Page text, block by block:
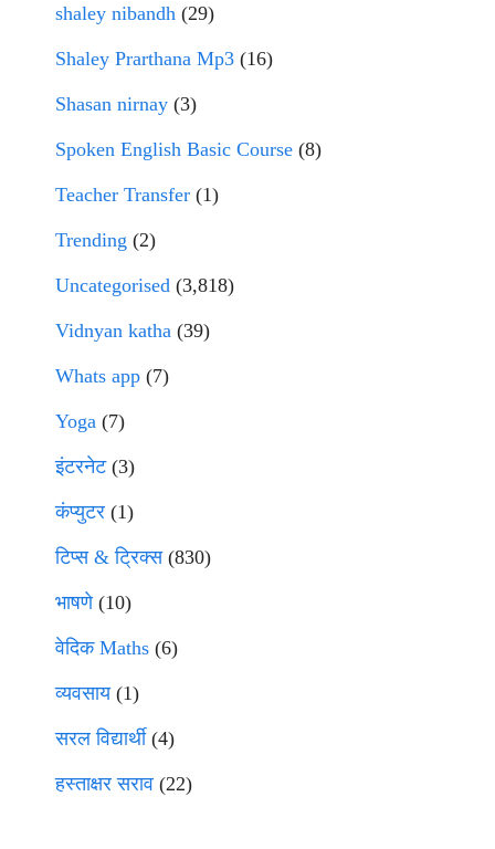
shaley nibandh (29)
Shaley Prarthana Mp3 (16)
Shasan nirnay (3)
Spoken English Basic Course (8)
Teacher Transfer (1)
Trending (2)
Uncategorised (3,818)
Vidnyan katha (39)
Whats app (7)
Yoga (7)
इंटरनेट(3)
कंप्युटर (1)
टिप्स & ट्रिक्स(830)
भाषणे(10)
वेदिक Maths (6)
व्यवसाय(1)
सरल विद्यार्थी(4)
हस्ताक्षर सराव (22)